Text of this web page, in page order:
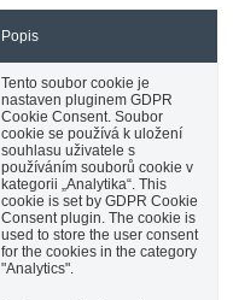
Popis
Tento soubor cookie je
nastaven pluginem GDPR
Cookie Consent. Soubor
cookie se používá k uložení
souhlasu uživatele s
používáním souborů cookie v
kategorii „Analytika“. This
cookie is set by GDPR Cookie
Consent plugin. The cookie is
used to store the user consent
for the cookies in the category
"Analytics".